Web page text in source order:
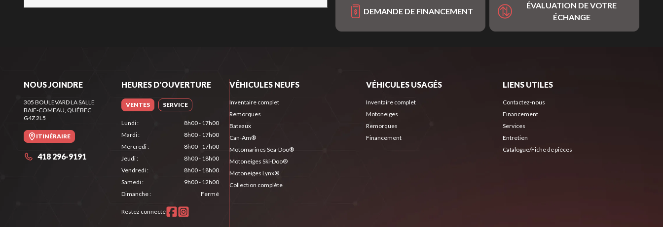
DEMANDE DE FINANCEMENT
ÉVALUATION DE VOTRE
ÉCHANGE
NOUS JOINDRE
305 BOULEVARD LA SALLE
BAIE-COMEAU, QUÉBEC
G4Z 2L5
ITINÉRAIRE
418 296-9191
HEURES D'OUVERTURE
VENTES SERVICE
Lundi:
8h00 - 17h00
Mardi:
8h00 - 17h00
Mercredi:
8h00 - 17h00
Jeudi:
8h00 - 18h00
Vendredi:
8h00 - 18h00
Samedi:
9h00 - 12h00
Dimanche: Fermé
Restez connecté
VÉHICULES NEUFS
Inventaire complet
Remorques
Bateaux
Can-Am®
Motomarines Sea-Doo®
Motoneiges Ski-Doo®
Motoneiges Lynx®
Collection complète
VÉHICULES USAGÉS
Inventaire complet
Motoneiges
Remorques
Financement
LIENS UTILES
Contactez-nous
Financement
Services
Entretien
Catalogue/Fiche de pièces